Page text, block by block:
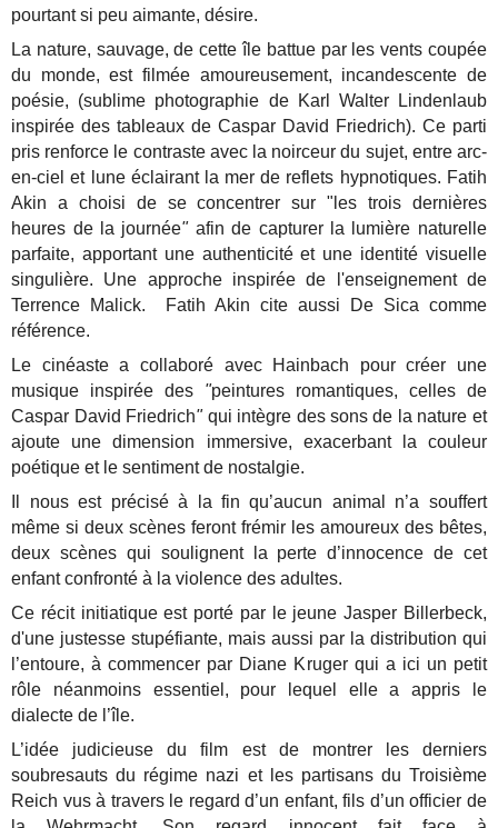
pourtant si peu aimante, désire.
La nature, sauvage, de cette île battue par les vents coupée
du monde, est filmée amoureusement, incandescente de
poésie, (sublime photographie de Karl Walter Lindenlaub
inspirée des tableaux de Caspar David Friedrich). Ce parti
pris renforce le contraste avec la noirceur du sujet, entre arc-
en-ciel et lune éclairant la mer de reflets hypnotiques. Fatih
Akin a choisi de se concentrer sur "les trois dernières
heures de la journée"afin de capturer la lumière naturelle
parfaite, apportant une authenticité et une identité visuelle
singulière. Une approche inspirée de l'enseignement de
Terrence Malick. Fatih Akin cite aussi De Sica comme
référence.
Le cinéaste a collaboré avec Hainbach pour créer une
musique inspirée des "peintures romantiques, celles de
Caspar David Friedrich"qui intègre des sons de la nature et
ajoute une dimension immersive, exacerbant la couleur
poétique et le sentiment de nostalgie.
Il nous est précisé à la fin qu’aucun animal n’a souffert
même si deux scènes feront frémir les amoureux des bêtes,
deux scènes qui soulignent la perte d’innocence de cet
enfant confronté à la violence des adultes.
Ce récit initiatique est porté par le jeune Jasper Billerbeck,
d'une justesse stupéfiante, mais aussi par la distribution qui
l’entoure, à commencer par Diane Kruger qui a ici un petit
rôle néanmoins essentiel, pour lequel elle a appris le
dialecte de l’île.
L’idée judicieuse du film est de montrer les derniers
soubresauts du régime nazi et les partisans du Troisième
Reich vus à travers le regard d’un enfant, fils d’un officier de